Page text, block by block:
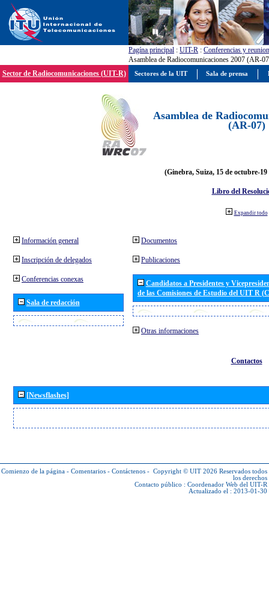
Pagína principal : UIT-R : Conferencias y
Asamblea de Radiocomunicaciones 2007 (AR-
Sector de Radiocomunicaciones (UIT-R)
Asamblea de
(AR-07)
(Ginebra, Suiza, 15 de octubre-19
Libro del
Expandir todo
Información general
Inscripción de delegados
Conferencias conexas
Sala de redacción
Documentos
Publicaciones
Candidatos a Presidentes y
de las Comisiones de Estudio del UIT R
Otras informaciones
Contactos
[Newsflashes]
Comienzo de la página - Comentarios - Contáctenos - Copyright © UIT 2026 Reservados todos
los derechos
Contacto público : Coordenador Web del UIT-R
Actualizado el : 2013-01-30
Sectores de la UIT Sala de prensa